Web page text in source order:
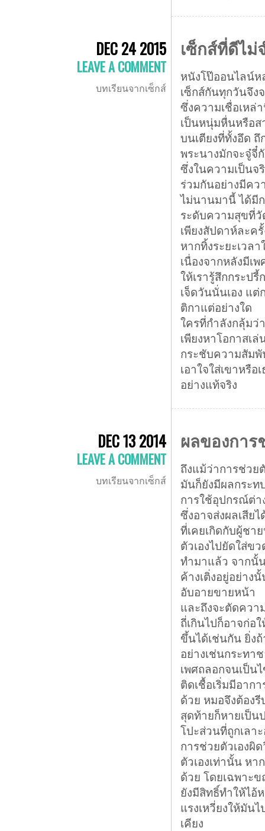
DEC 24 2015
LEAVE A COMMENT
บทเรียนจากเซ็กส์
เซ็กส์ที่ดีไม่
หนังโป๊ออนไลน์ห
เซ็กส์กันทุกวันจึง
ซึ่งความเชื่อเหล่
เป็นหนุ่มหื่นหรือส
บนเตียงที่ทั้งอึด
พระนางมักจะจู๋
ซึ่งในความเป็น
ร่วมกันอย่างมีคว
ไม่นานมานี้ ได้มี
ระดับความสุขที่
เพียงสัปดาห์ละค
หากทิ้งระยะเวล
เนื่องจากหลังมีเ
ให้เรารู้สึกกระป
เจ็ดวันนั่นเอง แ
ติกาแต่อย่างใด
ใครที่กำลังกลุ้มว่
เพียงหาโอกาสเ
กระชับความสัม
เอาใจใส่เขาหรื
อย่างแท้จริง
DEC 13 2014
LEAVE A COMMENT
บทเรียนจากเซ็กส์
ผลของการ
ถึงแม้ว่าการช่วย
มันก็ยังมีผลกระท
การใช้อุปกรณ์ต่า
ซึ่งอาจส่งผลเสีย
ที่เคยเกิดกับผู้ชา
ตัวเองไปยัดใส่ข
ทำมาแล้ว จากนั้
ค้างเติ่งอยู่อย่าง
อับอายขายหน้า
และถึงจะตัดควา
ถี่เกินไปก็อาจก่อ
ขึ้นได้เช่นกัน ยิ่ง
อย่างเช่นกระทา
เพศถลอกจนเป็น
ติดเชื้อเริ่มมีอาก
ด้วย หมอจึงต้อง
สุดท้ายก็หายเป็น
โปะส่วนที่ถูกเลา
การช่วยตัวเองผิ
ตัวเองเท่านั้น ห
ด้วย โดยเฉพาะ
ยังมีสิทธิ์ทำให้ไอ้
แรงเหวี่ยงให้มัน
เคียง